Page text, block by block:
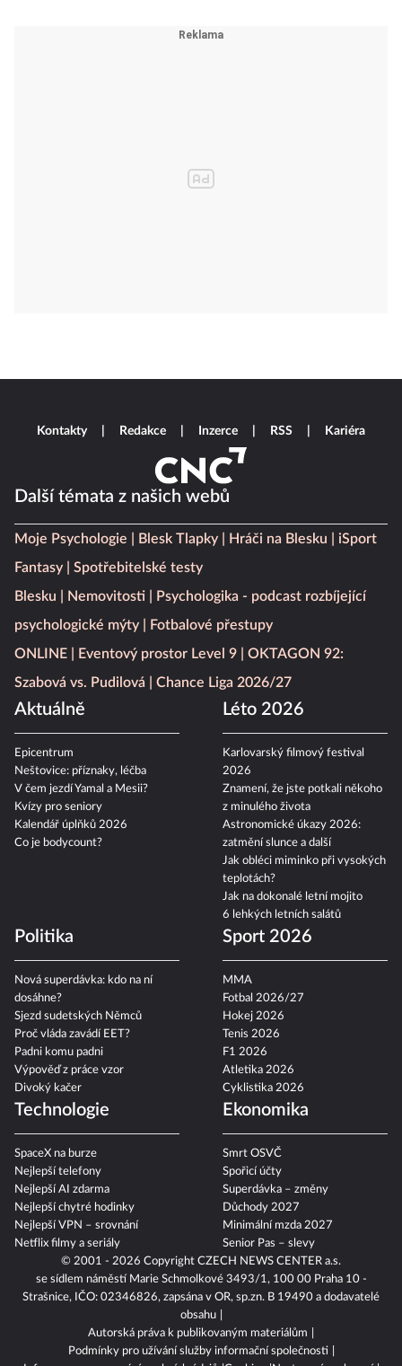
Další témata z našich webů
Moje Psychologie Blesk Tlapky Hráči na Blesku
iSport
Fantasy
Spotřebitelské testy
Blesku
Nemovitosti
Psychologika - podcast rozbíjející
psychologické mýty
Fotbalové přestupy
ONLINE
Eventový prostor Level 9
OKTAGON 92:
Szabová vs. Pudilová
Chance Liga 2026/27
Aktuálně
Epicentrum
Neštovice: příznaky, léčba
V čem jezdí Yamal a Mesii?
Kvízy pro seniory
Kalendář úplňků 2026
Co je bodycount?
Léto 2026
Karlovarský filmový festival
2026
Znamení, že jste potkali někoho
z minulého života
Astronomické úkazy 2026:
zatmění slunce a další
Jak obléci miminko při vysokých
teplotách?
Jak na dokonalé letní mojito
6 lehkých letních salátů
Politika
Nová superdávka: kdo na ní
dosáhne?
Sjezd sudetských Němců
Proč vláda zavádí EET?
Padni komu padni
Výpověď z práce vzor
Divoký kačer
Sport 2026
MMA
Fotbal 2026/27
Hokej 2026
Tenis 2026
F1 2026
Atletika 2026
Cyklistika 2026
Technologie
SpaceX na burze
Nejlepší telefony
Nejlepší AI zdarma
Nejlepší chytré hodinky
Nejlepší VPN – srovnání
Netflix filmy a seriály
Ekonomika
Smrt OSVČ
Spořicí účty
Superdávka – změny
Důchody 2027
Minimální mzda 2027
Senior Pas – slevy
Kontakty Redakce Inzerce RSS Kariéra
© 2001 - 2026 Copyright CZECH NEWS CENTER a.s.
se sídlem náměstí Marie Schmolkové 3493/1, 100 00 Praha 10 -
Strašnice, IČO: 02346826, zapsána v OR, sp.zn. B 19490 a dodavatelé
obsahu
Autorská práva k publikovaným materiálům
Podmínky pro užívání služby informační společnosti